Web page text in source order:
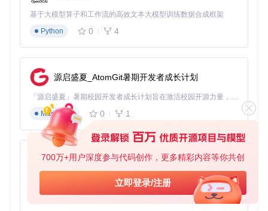
700万+用户深度参与代码创作，更多精彩内容等你共创
立即登录/注册
检查生成的URL列表长度与账号作品总数是否匹配
随机抽取3-5个链接在浏览器中验证可访问性
⚙️输出验证
print
检查点：链接数量与账号公开作品数一致，且所有链接均可
正常访问。
参数决策指南：场景化配置方案
应用
count（每
proxy（代
earliest/latest
预览
不设置
基于大模型算子和工作流的高效文本大模型训练数据合成框架
Python
0 4
源启盛夏_AtomGit暑期开发者成长计划
「源启盛夏」暑期校园开发者成长计划旨在激活校园开源力量，通过积分激励、认证扶持、资源倾斜等形式，引导高校组织和开发者完成「入驻 — 建项目 — 做贡献 — 获认证 — 得资源」的完整闭环。无论你是想带领社团入驻平台的组织者，还是希望用代码贡献证明自己的开发者，都能在这里找到属于你的成长路径。
Markdown
0 1
py-xiaozhi
基于Python的Xiaozhi AI，适用于想要完整Xiaozhi体验而无需拥有专用硬件的用户。
Python
0 1